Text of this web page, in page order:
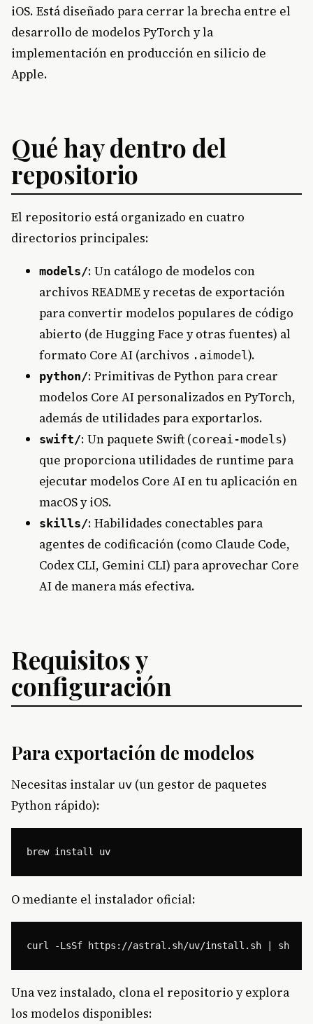
iOS. Está diseñado para cerrar la brecha entre el
desarrollo de modelos PyTorch y la
implementación en producción en silicio de
Apple.
Qué hay dentro del
repositorio
El repositorio está organizado en cuatro
directorios principales:
models/: Un catálogo de modelos con
archivos README y recetas de exportación
para convertir modelos populares de código
abierto (de Hugging Face y otras fuentes) al
formato Core AI (archivos .aimodel).
python/: Primitivas de Python para crear
modelos Core AI personalizados en PyTorch,
además de utilidades para exportarlos.
swift/: Un paquete Swift (coreai-models)
que proporciona utilidades de runtime para
ejecutar modelos Core AI en tu aplicación en
macOS y iOS.
skills/: Habilidades conectables para
agentes de codificación (como Claude Code,
Codex CLI, Gemini CLI) para aprovechar Core
AI de manera más efectiva.
Requisitos y
configuración
Para exportación de modelos
Necesitas instalar uv (un gestor de paquetes
Python rápido):
O mediante el instalador oficial:
Una vez instalado, clona el repositorio y explora
los modelos disponibles: